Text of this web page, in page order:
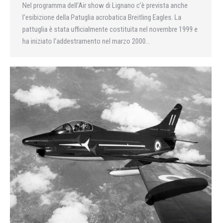
Nel programma dell’Air show di Lignano c’è prevista anche
l’esibizione della Patuglia acrobatica Breitling Eagles. La
pattuglia è stata ufficialmente costituita nel novembre 1999 e
ha iniziato l’addestramento nel marzo 2000…